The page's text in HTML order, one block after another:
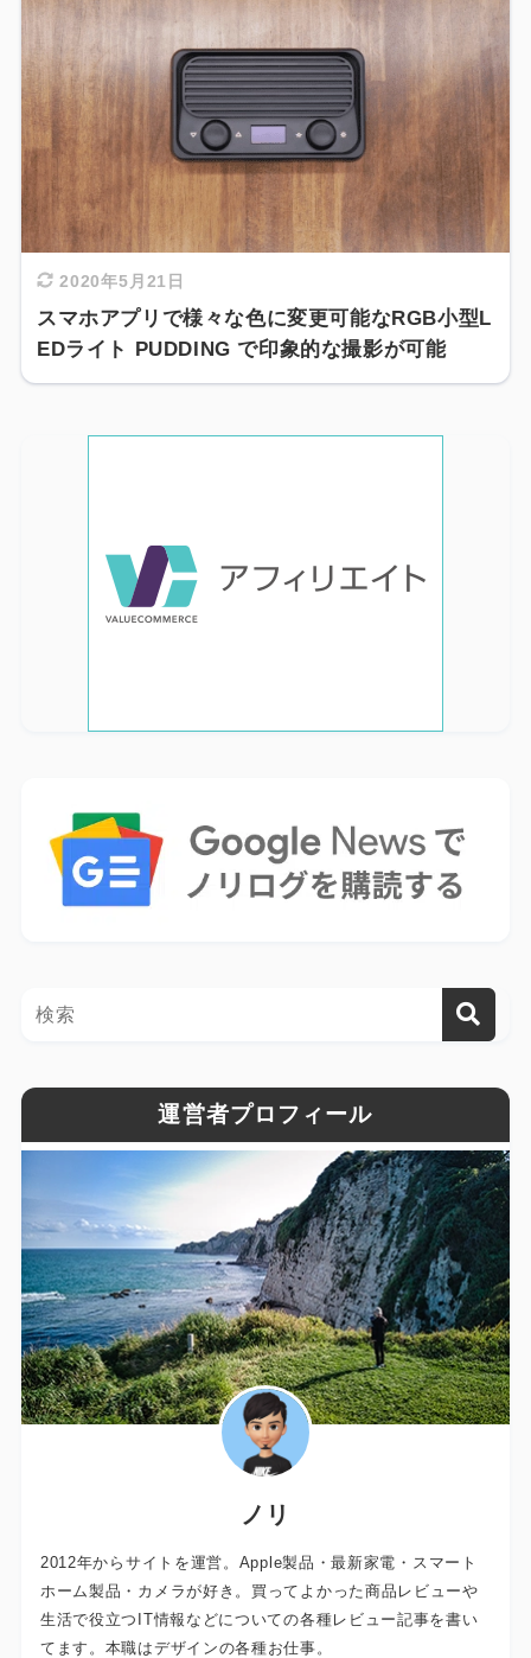
2020年5月21日
スマホアプリで様々な色に変更可能なRGB小型L
EDライト PUDDING で印象的な撮影が可能
運営者プロフィール
ノリ
2012年からサイトを運営。Apple製品・最新家電・スマート
ホーム製品・カメラが好き。買ってよかった商品レビューや
生活で役立つIT情報などについての各種レビュー記事を書い
てます。本職はデザインの各種お仕事。